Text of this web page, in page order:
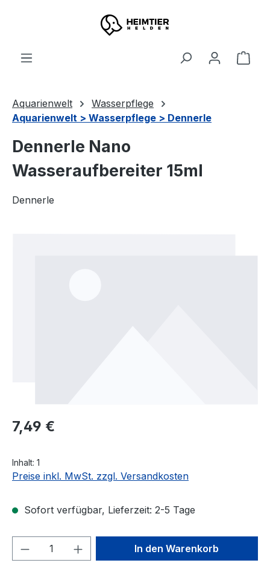
Zum Hauptinhalt springen
Aquarienwelt
Wasserpflege
Aquarienwelt > Wasserpflege > Dennerle
Dennerle Nano
Wasseraufbereiter 15ml
Dennerle
Regulärer Preis:
7,49 €
Inhalt: 1
Preise inkl. MwSt. zzgl. Versandkosten
Sofort verfügbar, Lieferzeit: 2-5 Tage
Produkt Anzahl: Gib denIn den Warenkorb